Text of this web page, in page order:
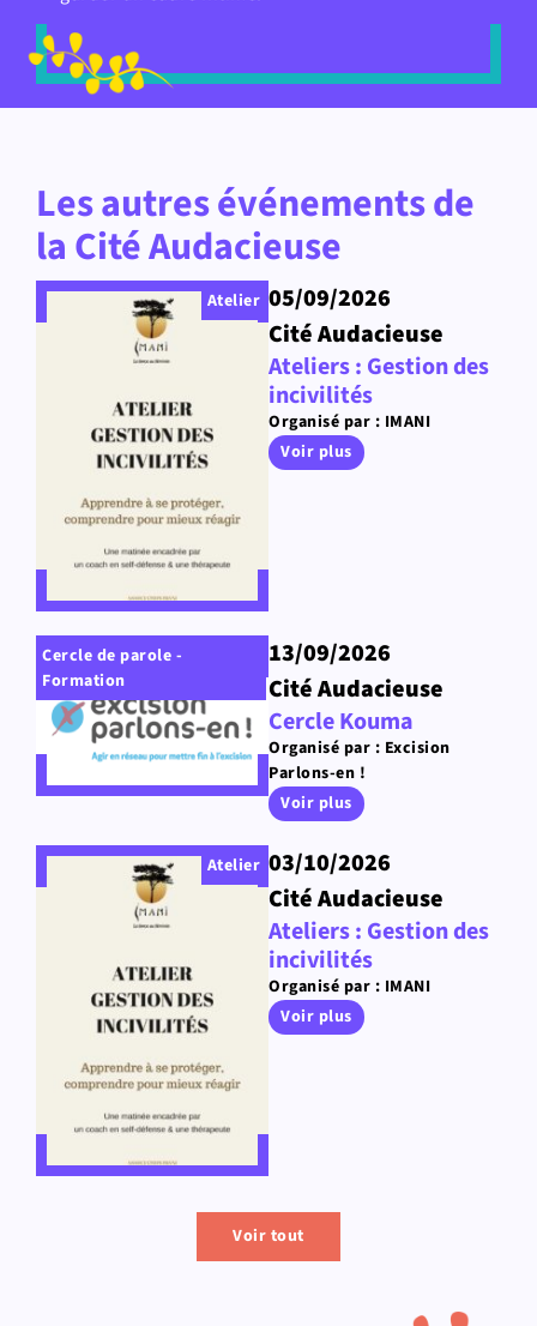
Les autres événements de
la Cité Audacieuse
Atelier 05/09/2026
Cité Audacieuse
Ateliers : Gestion des
incivilités
Organisé par : IMANI
Voir plus
Cercle de parole -
Formation
13/09/2026
Cité Audacieuse
Cercle Kouma
Organisé par : Excision
Parlons-en !
Voir plus
Atelier 03/10/2026
Cité Audacieuse
Ateliers : Gestion des
incivilités
Organisé par : IMANI
Voir plus
Voir tout